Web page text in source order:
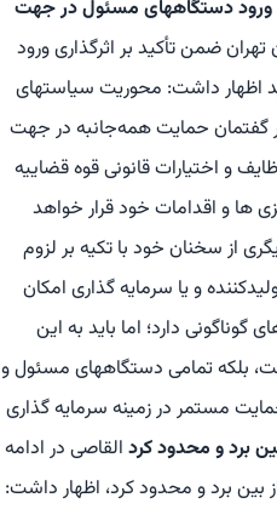
ورود دستگاههای مسئول در جهت
ضمن تأکید بر اثرگذاری ورود
اظهار داشت: محوریت سیاستهای
گفتمان حمایت همه‌جانبه در جهت
و اختیارات قانونی قوه قضاییه
ها و اقدامات خود قرار خواهد
از سخنان خود با تکیه بر لزوم
و یا سرمایه گذاری امکان
دارد؛ اما باید به این
بلکه تمامی دستگاههای مسئول و
مستمر در زمینه سرمایه گذاری
برد و محدود کرد القاصی در ادامه
بین برد و محدود کرد، اظهار داشت: